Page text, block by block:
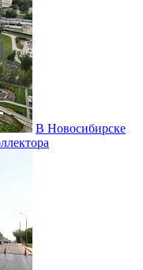
В Новосибирске